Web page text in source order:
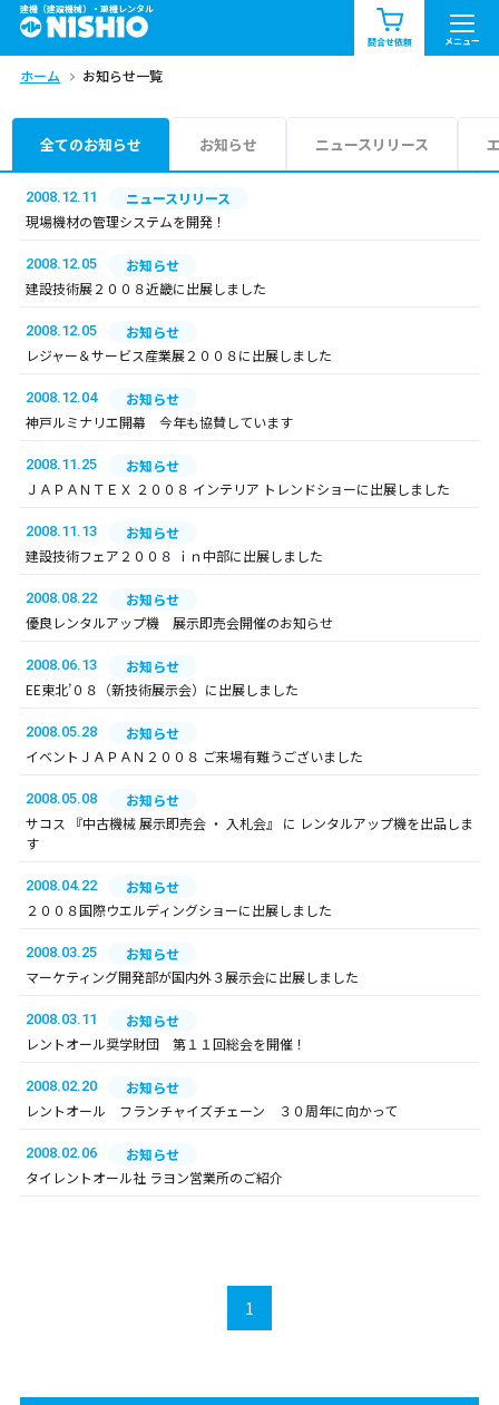
建機（建設機械）・重機レンタル
問合せ依頼 メニュー
商品一覧 お知らせ一覧
問合せ依頼リスト
エリア情報を見る
ホーム お知らせ一覧
全てのお知らせ お知らせ ニュースリリース
2008.12.11
ニュースリリース
現場機材の管理システムを開発！
2008.12.05
お知らせ
建設技術展２００８近畿に出展しました
2008.12.05
お知らせ
レジャー＆サービス産業展２００８に出展しました
2008.12.04
お知らせ
神戸ルミナリエ開幕 今年も協賛しています
2008.11.25
お知らせ
ＪＡＰＡＮＴＥＸ ２００８ インテリア トレンドショーに出展しました
2008.11.13
お知らせ
建設技術フェア２００８ ｉｎ中部に出展しました
2008.08.22
お知らせ
優良レンタルアップ機 展示即売会開催のお知らせ
2008.06.13
お知らせ
EE東北’０８（新技術展示会）に出展しました
2008.05.28
お知らせ
イベントＪＡＰＡＮ２００８ ご来場有難うございました
2008.05.08
お知らせ
サコス 『中古機械 展示即売会 ・ 入札会』 に レンタルアップ機を出品しま
す
2008.04.22
お知らせ
２００８国際ウエルディングショーに出展しました
2008.03.25
お知らせ
マーケティング開発部が国内外３展示会に出展しました
2008.03.11
お知らせ
レントオール奨学財団 第１１回総会を開催！
2008.02.20
お知らせ
レントオール フランチャイズチェーン ３０周年に向かって
2008.02.06
お知らせ
タイレントオール社 ラヨン営業所のご紹介
1